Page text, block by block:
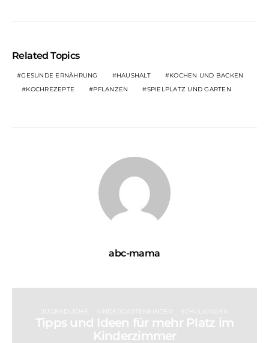
Related Topics
GESUNDE ERNÄHRUNG HAUSHALT
KOCHEN UND BACKEN
KOCHREZEPTE
PFLANZEN SPIELPLATZ UND GARTEN
abc-mama
JUGENDLICHE KINDERGARTENKINDER SCHULKINDER
Tipps und Ideen für mehr Platz im
Kinderzimmer